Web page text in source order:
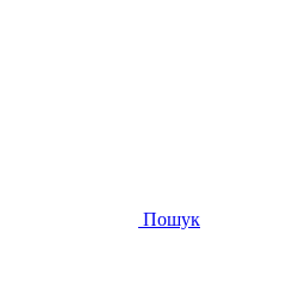
Пошук